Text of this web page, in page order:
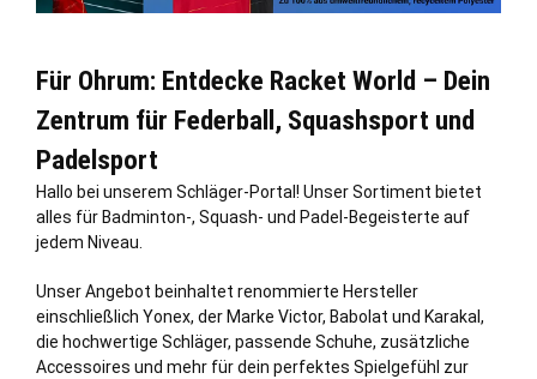
Für Ohrum: Entdecke Racket World – Dein
Zentrum für Federball, Squashsport und
Padelsport
Hallo bei unserem Schläger-Portal! Unser Sortiment bietet
alles für Badminton-, Squash- und Padel-Begeisterte auf
jedem Niveau.
Unser Angebot beinhaltet renommierte Hersteller
einschließlich Yonex, der Marke Victor, Babolat und Karakal,
die hochwertige Schläger, passende Schuhe, zusätzliche
Accessoires und mehr für dein perfektes Spielgefühl zur